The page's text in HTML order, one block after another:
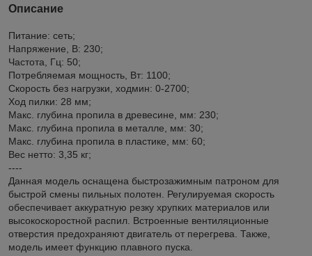
Описание
Питание: сеть;
Напряжение, В: 230;
Частота, Гц: 50;
Потребляемая мощность, Вт: 1100;
Скорость без нагрузки, ходмин: 0-2700;
Ход пилки: 28 мм;
Макс. глубина пропила в древесине, мм: 230;
Макс. глубина пропила в металле, мм: 30;
Макс. глубина пропила в пластике, мм: 60;
Вес нетто: 3,35 кг;
----
Данная модель оснащена быстрозажимным патроном для
быстрой смены пильных полотен. Регулируемая скорость
обеспечивает аккуратную резку хрупких материалов или
высокоскоростной распил. Встроенные вентиляционные
отверстия предохраняют двигатель от перегрева. Также,
модель имеет функцию плавного пуска.